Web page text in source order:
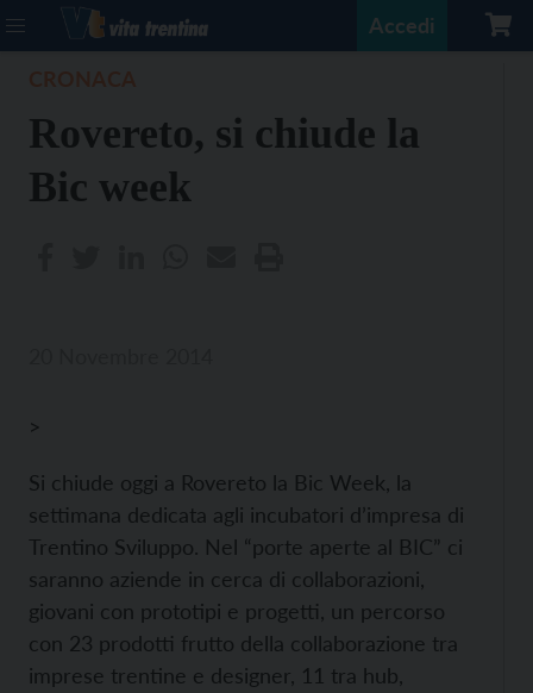
Accedi
Rovereto, si chiude la
Bic week
>
Si chiude oggi a Rovereto la Bic Week, la
settimana dedicata agli incubatori d’impresa di
Trentino Sviluppo. Nel “porte aperte al BIC” ci
saranno aziende in cerca di collaborazioni,
giovani con prototipi e progetti, un percorso
con 23 prodotti frutto della collaborazione tra
imprese trentine e designer, 11 tra hub,